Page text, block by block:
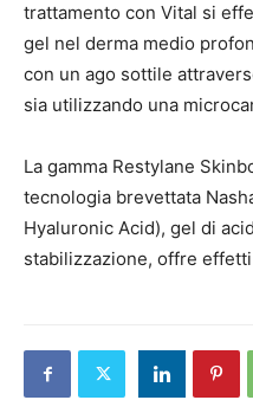
trattamento con Vital si
gel nel derma medio
con un ago sottile
sia utilizzando una
La gamma Restylane
tecnologia brevettata
Hyaluronic Acid), gel di
stabilizzazione, offre